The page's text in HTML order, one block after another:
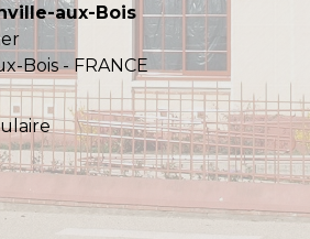
aux-Bois
Bois - FRANCE